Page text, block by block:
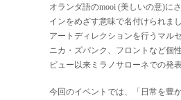
オランダ語のmooi (美しいの意)に
インをめざす意味で名付けられまし
アートディレクションを行うマル
ニカ・ズパンク、フロントなど個
ビュー以来ミラノサローネでの発
今回のイベントでは、「日常を豊